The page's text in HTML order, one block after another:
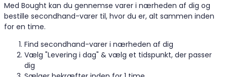
Med Bought kan du gennemse varer i nærheden af dig og
bestille secondhand-varer til, hvor du er, alt sammen inden
for en time.
Find secondhand-varer i nærheden af dig
Vælg "Levering i dag" & vælg et tidspunkt, der passer
dig